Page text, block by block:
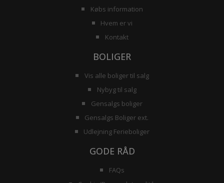
Købs information
Hvem er vi
Kontakt
BOLIGER
Vis alle boliger til salg
Nybyg til salg
Gensalgs boliger
Gensalgs Boliger ext.
Udlejning Ferieboliger
GODE RÅD
FAQs